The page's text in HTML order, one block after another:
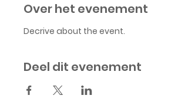
Over het evenement
Decrive about the event.
Deel dit evenement